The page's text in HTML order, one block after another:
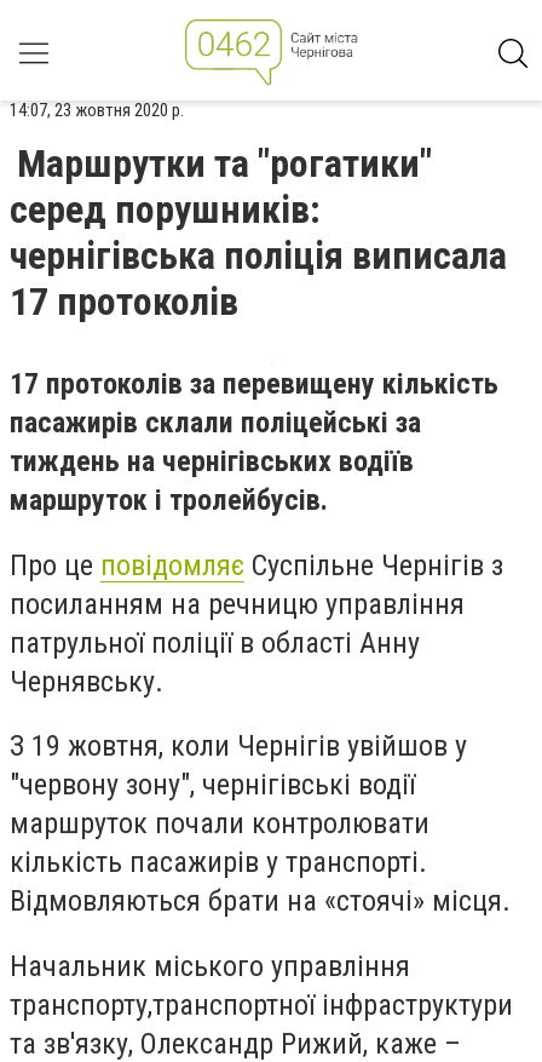
14:07, 23 жовтня 2020 р.
Маршрутки та "рогатики"
серед порушників:
чернігівська поліція виписала
17 протоколів
17 протоколів за перевищену кількість
пасажирів склали поліцейські за
тиждень на чернігівських водіїв
маршруток і тролейбусів.
Про це повідомляє Суспільне Чернігів з
посиланням на речницю управління
патрульної поліції в області Анну
Чернявську.
З 19 жовтня, коли Чернігів увійшов у
"червону зону", чернігівські водії
маршруток почали контролювати
кількість пасажирів у транспорті.
Відмовляються брати на «стоячі» місця.
Начальник міського управління
транспорту,транспортної інфраструктури
та зв'язку, Олександр Рижий, каже –